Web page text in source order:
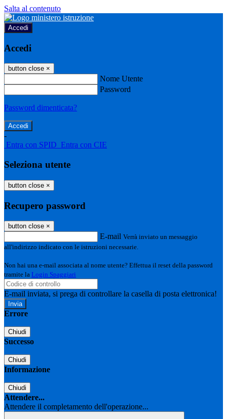
Salta al contenuto
Accedi
Accedi
button close ×
Nome Utente
Password
Password dimenticata?
-
Entra con SPID Entra con CIE
Seleziona utente
button close ×
Recupero password
button close ×
E-mail Verrà inviato un messaggio
all'indirizzo indicato con le istruzioni necessarie.
Non hai una e-mail associata al nome utente? Effettua il reset della password
tramite la Login Spaggiari
E-mail inviata, si prega di controllare la casella di posta elettronica!
Errore
Chiudi
Successo
Chiudi
Informazione
Chiudi
Attendere...
Attendere il completamento dell'operazione...